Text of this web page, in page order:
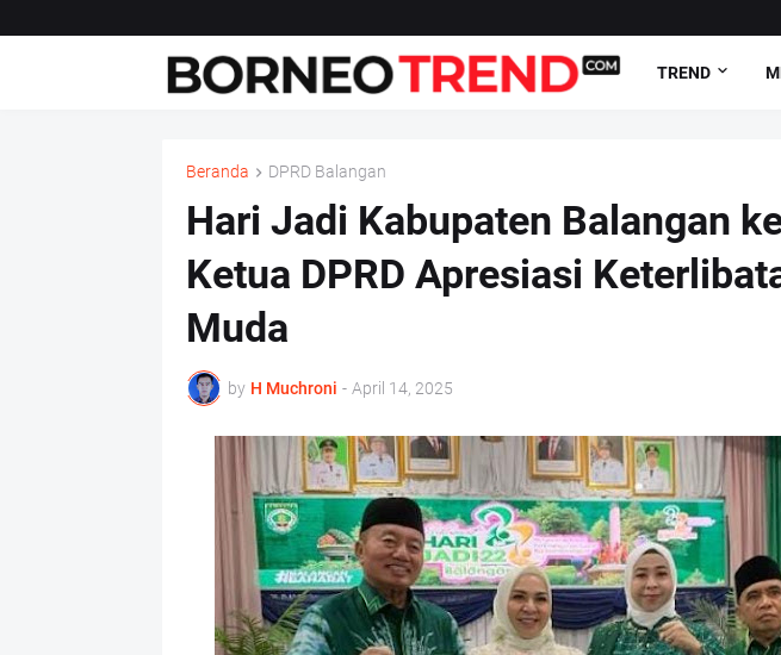
TREND
Beranda DPRD Balangan
Hari Jadi Kabupaten Balangan
Ketua DPRD Apresiasi
Muda
by H Muchroni - April 14, 2025